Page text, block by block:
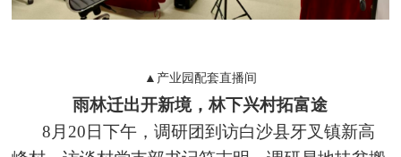
▲产业园配套直播间
雨林迁出开新境，林下兴村拓富途
8月20日下午，调研团到访白沙县牙叉镇新高